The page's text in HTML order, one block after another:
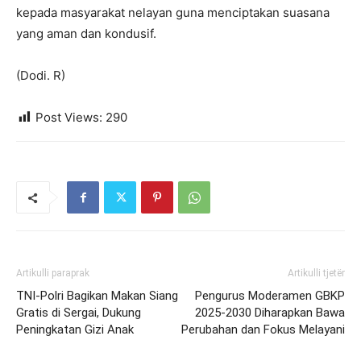
kepada masyarakat nelayan guna menciptakan suasana
yang aman dan kondusif.
(Dodi. R)
Post Views: 290
Artikulli paraprak
TNI-Polri Bagikan Makan Siang
Gratis di Sergai, Dukung
Peningkatan Gizi Anak
Artikulli tjetër
Pengurus Moderamen GBKP
2025-2030 Diharapkan Bawa
Perubahan dan Fokus Melayani